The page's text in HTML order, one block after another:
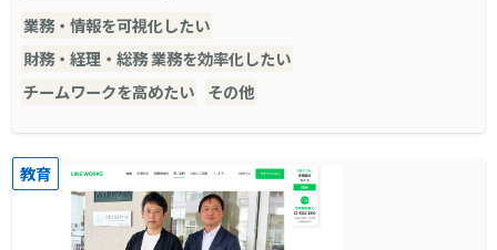
業務・情報を可視化したい
財務・経理・総務 業務を効率化したい
チームワークを高めたい
その他
教育